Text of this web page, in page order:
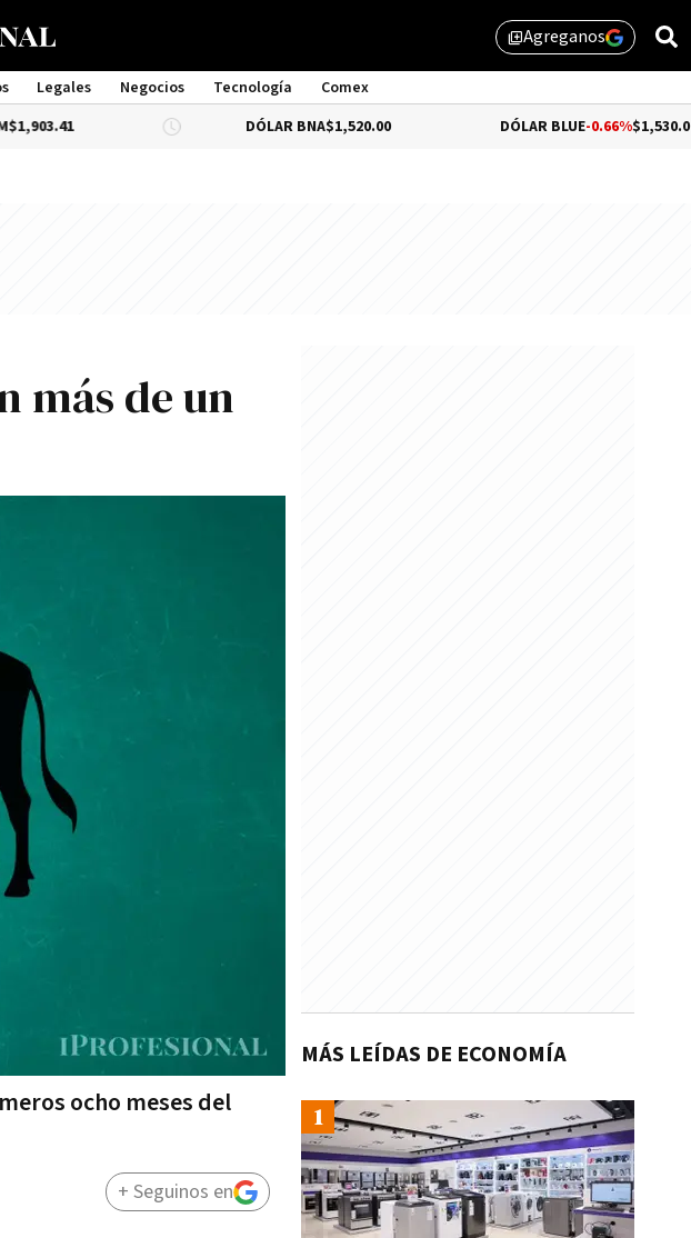
library_addAgreganos
Legales Negocios Tecnología
Comex
DÓLAR BNA$1,520.00 DÓLAR BLUE-0.66%$1,530.00
más de un
ocho meses del
+ Seguinos en
MÁS LEÍDAS DE ECONOMÍA